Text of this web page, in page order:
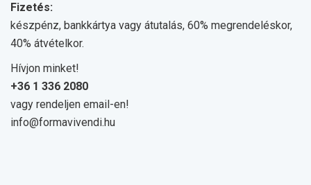
Fizetés:
készpénz, bankkártya vagy átutalás, 60% megrendeléskor,
40% átvételkor.
Hívjon minket!
+36 1 336 2080
vagy rendeljen email-en!
info@formavivendi.hu